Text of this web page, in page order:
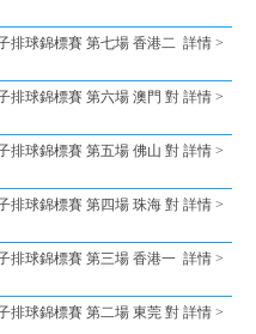
排球錦標賽 第七場 香港二 詳情 >
排球錦標賽 第六場 澳門 對 詳情 >
排球錦標賽 第五場 佛山 對 詳情 >
排球錦標賽 第四場 珠海 對 詳情 >
排球錦標賽 第三場 香港一 詳情 >
排球錦標賽 第二場 東莞 對 詳情 >